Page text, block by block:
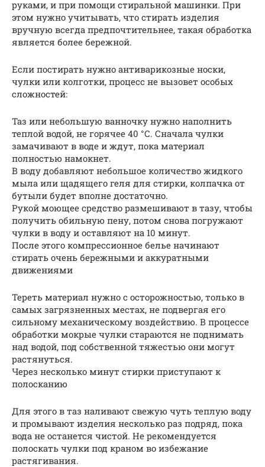
руками, и при помощи стиральной машинки. При
этом нужно учитывать, что стирать изделия
вручную всегда предпочтительнее, такая обработка
является более бережной.
Если постирать нужно антиварикозные носки,
чулки или колготки, процесс не вызовет особых
сложностей:
Таз или небольшую ванночку нужно наполнить
теплой водой, не горячее 40 °С. Сначала чулки
замачивают в воде и ждут, пока материал
полностью намокнет.
В воду добавляют небольшое количество жидкого
мыла или щадящего геля для стирки, колпачка от
бутыли будет вполне достаточно.
Рукой моющее средство размешивают в тазу, чтобы
получить обильную пену, потом снова погружают
чулки в воду и оставляют на 10 минут.
После этого компрессионное белье начинают
стирать очень бережными и аккуратными
движениями
Тереть материал нужно с осторожностью, только в
самых загрязненных местах, не подвергая его
сильному механическому воздействию. В процессе
обработки мокрые чулки стараются не поднимать
над водой, под собственной тяжестью они могут
растянуться.
Через несколько минут стирки приступают к
полосканию
Для этого в таз наливают свежую чуть теплую воду
и промывают изделия несколько раз подряд, пока
вода не останется чистой. Не рекомендуется
полоскать чулки под краном во избежание
растягивания.